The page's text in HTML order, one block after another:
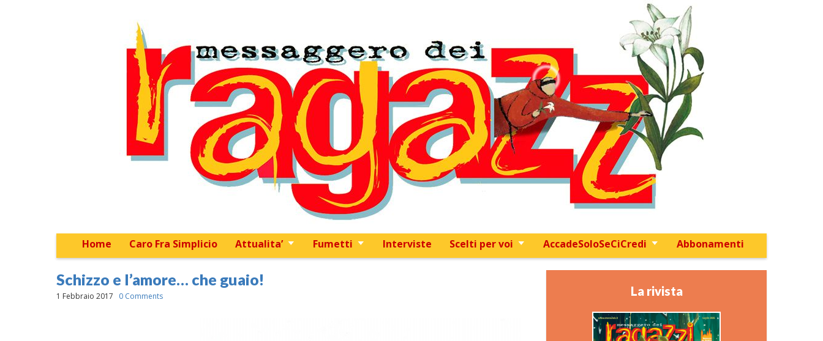
Skip to content
Home Caro Fra Simplicio Attualita’ Fumetti Interviste Scelti per voi AccadeSoloSeCiCredi Abbonamenti
Sub menu
Schizzo e l’amore… che guaio!
1 Febbraio 2017 0 Comments La rivista